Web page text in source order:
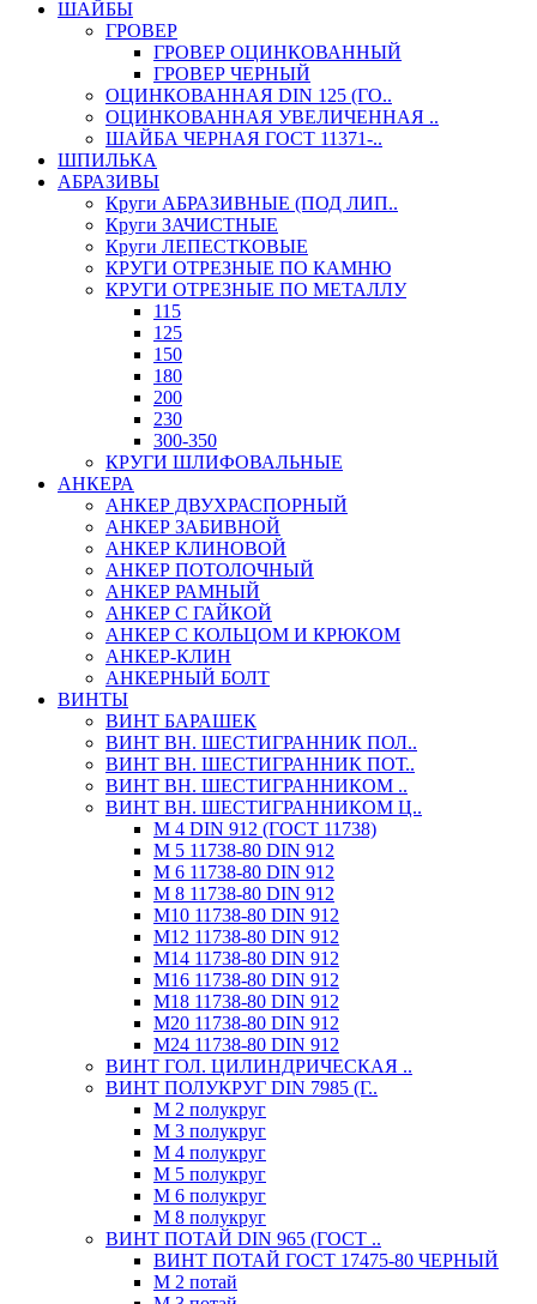
ШАЙБЫ
ГРОВЕР
ГРОВЕР ОЦИНКОВАННЫЙ
ГРОВЕР ЧЕРНЫЙ
ОЦИНКОВАННАЯ DIN 125 (ГО..
ОЦИНКОВАННАЯ УВЕЛИЧЕННАЯ ..
ШАЙБА ЧЕРНАЯ ГОСТ 11371-..
ШПИЛЬКА
АБРАЗИВЫ
Круги АБРАЗИВНЫЕ (ПОД ЛИП..
Круги ЗАЧИСТНЫЕ
Круги ЛЕПЕСТКОВЫЕ
КРУГИ ОТРЕЗНЫЕ ПО КАМНЮ
КРУГИ ОТРЕЗНЫЕ ПО МЕТАЛЛУ
115
125
150
180
200
230
300-350
КРУГИ ШЛИФОВАЛЬНЫЕ
АНКЕРА
АНКЕР ДВУХРАСПОРНЫЙ
АНКЕР ЗАБИВНОЙ
АНКЕР КЛИНОВОЙ
АНКЕР ПОТОЛОЧНЫЙ
АНКЕР РАМНЫЙ
АНКЕР С ГАЙКОЙ
АНКЕР С КОЛЬЦОМ И КРЮКОМ
АНКЕР-КЛИН
АНКЕРНЫЙ БОЛТ
ВИНТЫ
ВИНТ БАРАШЕК
ВИНТ ВН. ШЕСТИГРАННИК ПОЛ..
ВИНТ ВН. ШЕСТИГРАННИК ПОТ..
ВИНТ ВН. ШЕСТИГРАННИКОМ ..
ВИНТ ВН. ШЕСТИГРАННИКОМ Ц..
М 4 DIN 912 (ГОСТ 11738)
М 5 11738-80 DIN 912
М 6 11738-80 DIN 912
М 8 11738-80 DIN 912
М10 11738-80 DIN 912
М12 11738-80 DIN 912
М14 11738-80 DIN 912
М16 11738-80 DIN 912
М18 11738-80 DIN 912
М20 11738-80 DIN 912
М24 11738-80 DIN 912
ВИНТ ГОЛ. ЦИЛИНДРИЧЕСКАЯ ..
ВИНТ ПОЛУКРУГ DIN 7985 (Г..
М 2 полукруг
М 3 полукруг
М 4 полукруг
М 5 полукруг
М 6 полукруг
М 8 полукруг
ВИНТ ПОТАЙ DIN 965 (ГОСТ ..
ВИНТ ПОТАЙ ГОСТ 17475-80 ЧЕРНЫЙ
М 2 потай